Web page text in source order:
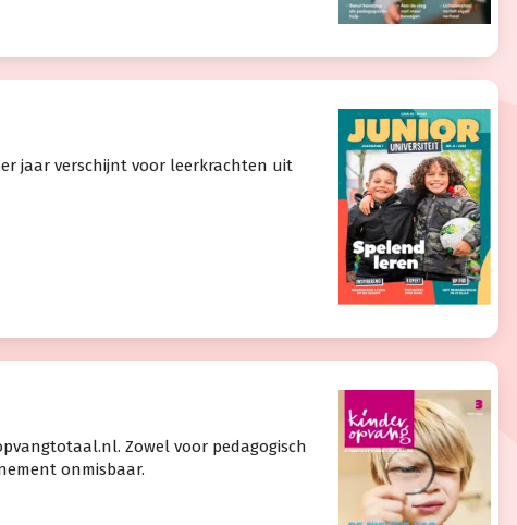
jaar verschijnt voor leerkrachten uit
Zowel voor pedagogisch
onmisbaar.